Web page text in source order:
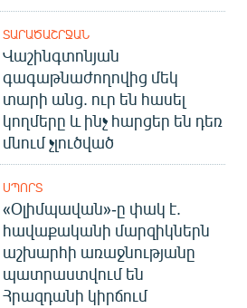
ՏԱՐԱԾԱՇՐՋԱՆ
Վաշինգտոնյան
գագաթնաժողովից մեկ
տարի անց. ուր են հասել
կողմերը և ինչ հարցեր են դեռ
մնում չլուծված
ՍՊՈՐՏ
«Օլիմպավան»-ը փակ է.
հավաքականի մարզիկներն
աշխարհի առաջնությանը
պատրաստվում են
Հրազդանի կիրճում